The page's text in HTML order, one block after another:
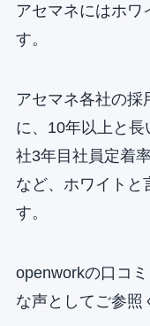
アセマネにはホワ
す。
アセマネ各社の採
に、10年以上と長
社3年目社員定着
など、ホワイトと
す。
openworkの口コ
な声としてご参照